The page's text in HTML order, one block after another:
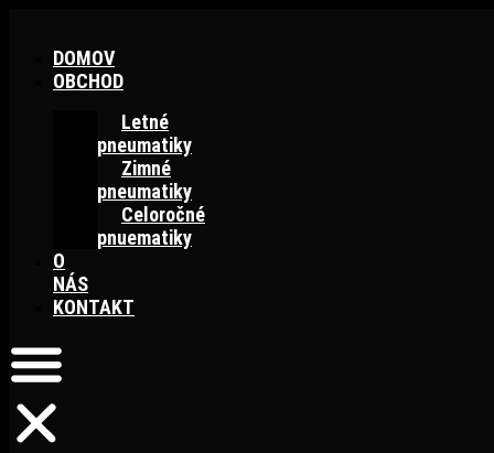
DOMOV
OBCHOD
Letné
pneumatiky
Zimné
pneumatiky
Celoročné
pnuematiky
O
NÁS
KONTAKT